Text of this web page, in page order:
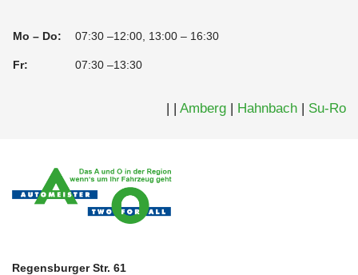
Mo – Do: 07:30 –12:00, 13:00 – 16:30
Fr: 07:30 –13:30
| | Amberg | Hahnbach | Su-Ro
Regensburger Str. 61